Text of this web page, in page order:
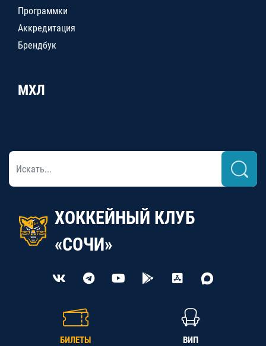
Программки
Аккредитация
Брендбук
МХЛ
ХОККЕЙНЫЙ КЛУБ
«СОЧИ»
БИЛЕТЫ ВИП